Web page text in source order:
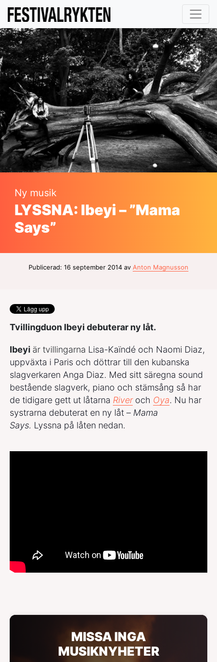
Ny musik
LYSSNA: Ibeyi – ”Mama
Says”
Publicerad: 16 september 2014 av Anton Magnusson
Tvillingduon Ibeyi debuterar ny låt.
Ibeyi är tvillingarna Lisa-Kaïndé och Naomi Diaz,
uppväxta i Paris och döttrar till den kubanska
slagverkaren Anga Diaz. Med sitt säregna sound
bestående slagverk, piano och stämsång så har
de tidigare gett ut låtarna River och Oya. Nu har
systrarna debuterat en ny låt – Mama
Says. Lyssna på låten nedan.
MISSA INGA
MUSIKNYHETER